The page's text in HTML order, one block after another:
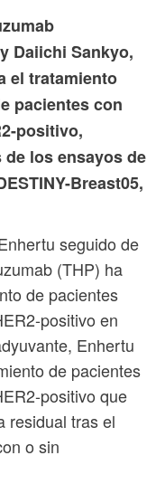
Daiichi Sankyo,
el tratamiento
pacientes con
positivo,
los ensayos de
Breast05,
seguido de
(THP) ha
de pacientes
positivo en
Enhertu
de pacientes
positivo que
residual tras el
o sin